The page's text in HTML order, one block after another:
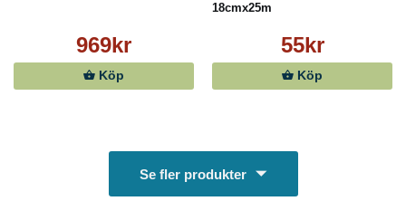
969kr
Köp
18cmx25m
55kr
Köp
Se fler produkter